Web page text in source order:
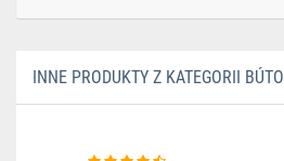
INNE PRODUKTY Z KATEGORII BÚTO